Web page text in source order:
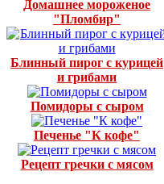
Домашнее мороженое
"Пломбир"
Блинный пирог с курицей
и грибами
Помидоры с сыром
Печенье "К кофе"
Рецепт гречки с мясом